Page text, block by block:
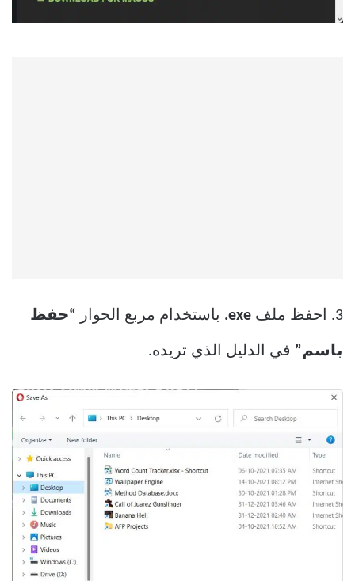
3. احفظ ملف exe. باستخدام مربع الحوار “حفظ
باسم” في الدليل الذي تريده.